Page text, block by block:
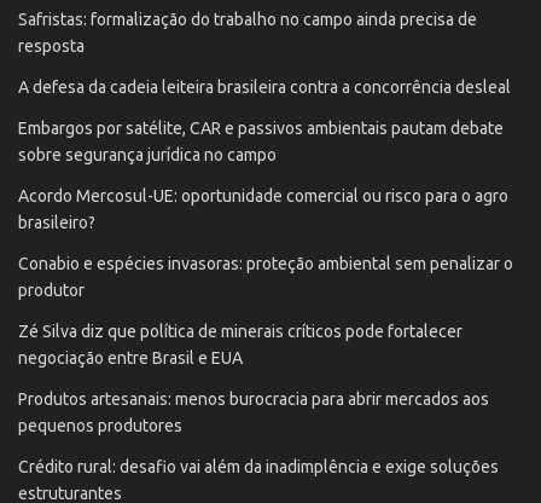
Safristas: formalização do trabalho no campo ainda precisa de
resposta
A defesa da cadeia leiteira brasileira contra a concorrência desleal
Embargos por satélite, CAR e passivos ambientais pautam debate
sobre segurança jurídica no campo
Acordo Mercosul-UE: oportunidade comercial ou risco para o agro
brasileiro?
Conabio e espécies invasoras: proteção ambiental sem penalizar o
produtor
Zé Silva diz que política de minerais críticos pode fortalecer
negociação entre Brasil e EUA
Produtos artesanais: menos burocracia para abrir mercados aos
pequenos produtores
Crédito rural: desafio vai além da inadimplência e exige soluções
estruturantes